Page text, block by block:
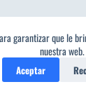
garantizar que le
nuestra web.
Aceptar